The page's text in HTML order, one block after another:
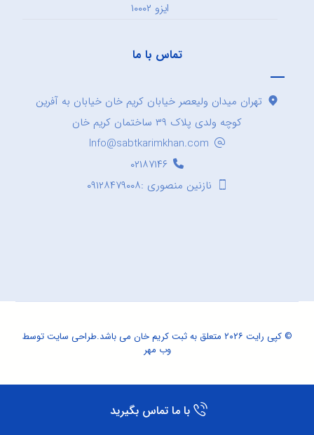
ایزو ۱۰۰۰۲
تماس با ما
تهران میدان ولیعصر خیابان کریم خان خیابان به آفرین
کوچه ولدی پلاک ۳۹ ساختمان کریم خان
Info@sabtkarimkhan.com
۰۲۱۸۷۱۴۶
نازنین منصوری :۰۹۱۲۸۴۷۹۰۰۸
© کپی رایت ۲۰۲۶ متعلق به ثبت کریم خان می باشد. طراحی سایتتوسط
وب مهر
با ما تماس بگیرید